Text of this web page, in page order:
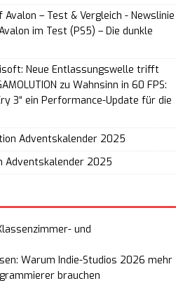
Avalon – Test & Vergleich - Newslinie
im Test (PS5) – Die dunkle
Neue Entlassungswelle trifft
zu Wahnsinn in 60 FPS:
3“ ein Performance-Update für die
Adventskalender 2025
Adventskalender 2025
und
Warum Indie-Studios 2026 mehr
brauchen